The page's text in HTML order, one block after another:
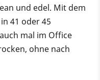
und edel. Mit dem
41 oder 45
mal im Office
ohne nach